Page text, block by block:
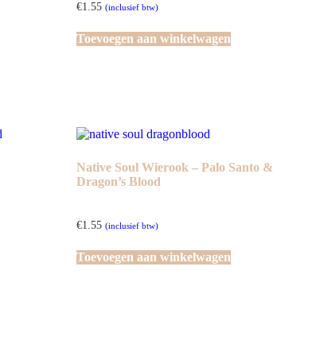
€1.55 (inclusief btw)
Toevoegen aan winkelwagen
Native Soul Wierook – Palo Santo &
Dragon’s Blood
€1.55 (inclusief btw)
Toevoegen aan winkelwagen